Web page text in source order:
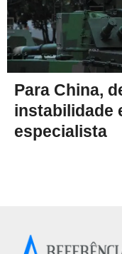
Para China,
instabilidade
especialista